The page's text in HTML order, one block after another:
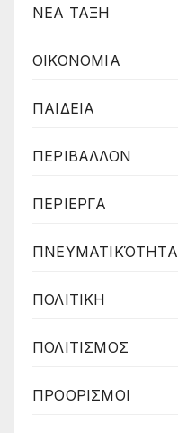
ΝΕΑ ΤΑΞΗ
ΟΙΚΟΝΟΜΙΑ
ΠΑΙΔΕΙΑ
ΠΕΡΙΒΑΛΛΟΝ
ΠΕΡΙΕΡΓΑ
ΠΝΕΥΜΑΤΙΚΌΤΗΤΑ
ΠΟΛΙΤΙΚΗ
ΠΟΛΙΤΙΣΜΟΣ
ΠΡΟΟΡΙΣΜΟΙ